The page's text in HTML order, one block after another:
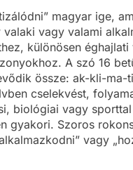
magyar ige,
valaki vagy valami
különösen éghajlati
A szó 16
össze: ak-kli-ma-
cselekvést,
biológiai vagy
gyakori. Szoros
vagy